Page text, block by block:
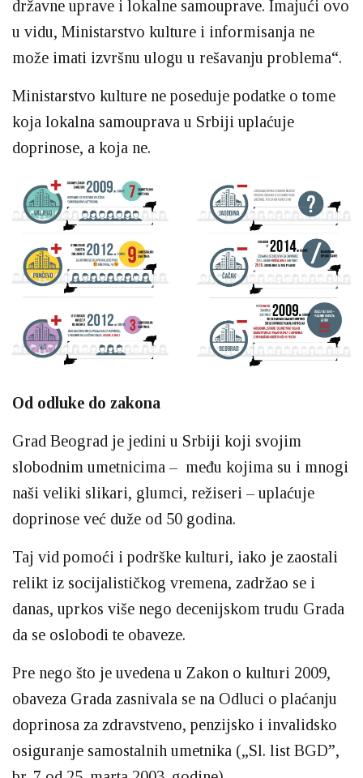
državne uprave i lokalne samouprave. Imajući ovo
u vidu, Ministarstvo kulture i informisanja ne
može imati izvršnu ulogu u rešavanju problema“.
Ministarstvo kulture ne poseduje podatke o tome
koja lokalna samouprava u Srbiji uplaćuje
doprinose, a koja ne.
Od odluke do zakona
Grad Beograd je jedini u Srbiji koji svojim
slobodnim umetnicima – među kojima su i mnogi
naši veliki slikari, glumci, režiseri – uplaćuje
doprinose već duže od 50 godina.
Taj vid pomoći i podrške kulturi, iako je zaostali
relikt iz socijalističkog vremena, zadržao se i
danas, uprkos više nego decenijskom trudu Grada
da se oslobodi te obaveze.
Pre nego što je uvedena u Zakon o kulturi 2009,
obaveza Grada zasnivala se na Odluci o plaćanju
doprinosa za zdravstveno, penzijsko i invalidsko
osiguranje samostalnih umetnika („Sl. list BGD”,